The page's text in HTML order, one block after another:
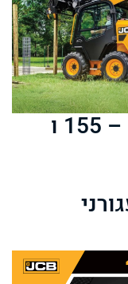
משפחת הכלים הקטנים – 155 ו